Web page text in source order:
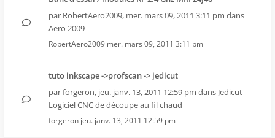
par RobertAero2009, mer. mars 09, 2011 3:11 pm dans
Aero 2009
RobertAero2009 mer. mars 09, 2011 3:11 pm
tuto inkscape ->profscan -> jedicut
parforgeron, jeu. janv. 13, 2011 12:59 pm dans Jedicut -
Logiciel CNC de découpe au fil chaud
forgeron jeu. janv. 13, 2011 12:59 pm